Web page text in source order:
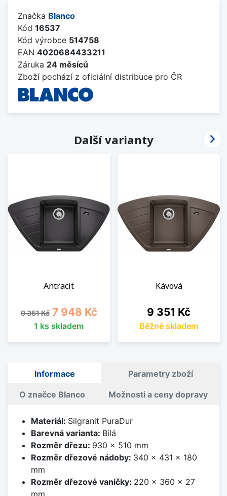
Značka Blanco
Kód 16537
Kód výrobce 514758
EAN 4020684433211
Záruka 24 měsíců
Zboží pochází z oficiální distribuce pro ČR
Další varianty
Antracit
Běžná cena
9 351 Kč Cena
7 948 Kč
1 ks skladem
Kávová
Cena
9 351 Kč
Běžně skladem

Informace Parametry zboží
O značce Blanco Možnosti a ceny dopravy
Materiál: Silgranit PuraDur
Barevná varianta: Bílá
Rozměr dřezu: 930 x 510 mm
Rozměr dřezové nádoby: 340 x 431 x 180
mm
Rozměr dřezové vaničky: 220 x 360 x 27
mm